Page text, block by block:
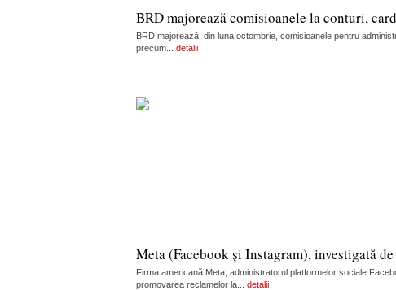
BRD majorează comisioanele la conturi,
BRD majorează, din luna octombrie, comisioanele pentru
precum... detalii
Meta (Facebook și Instagram), investigată
Firma americană Meta, administratorul platformelor sociale
promovarea reclamelor la... detalii